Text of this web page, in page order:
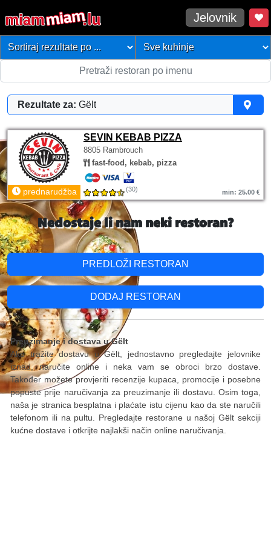
Jelovnik
Rezultate za: Gëlt
SEVIN KEBAB PIZZA
8805 Rambrouch
fast-food, kebab, pizza
prednarudžba (30) min: 25.00 €
Nedostaje li nam neki restoran?
PREDLOŽI RESTORAN
DODAJ RESTORAN
Preuzimanje i dostava u Gëlt
Ako tražite dostavu u Gëlt, jednostavno pregledajte jelovnike
iznad, naručite online i neka vam se obroci brzo dostave.
Također možete provjeriti recenzije kupaca, promocije i posebne
popuste prije naručivanja za preuzimanje ili dostavu. Osim toga,
naša je stranica besplatna i plaćate istu cijenu kao da ste naručili
telefonom ili na pultu. Pregledajte restorane u našoj Gëlt sekciji
kućne dostave i otkrijte najlakši način online naručivanja.